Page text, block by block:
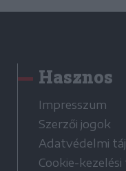
Hasznos
Impresszum
Szerzői jogok
Adatvédelmi
Cookie-